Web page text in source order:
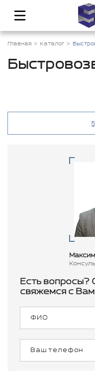
Главная Каталог
Есть вопросы?
свяжемся с